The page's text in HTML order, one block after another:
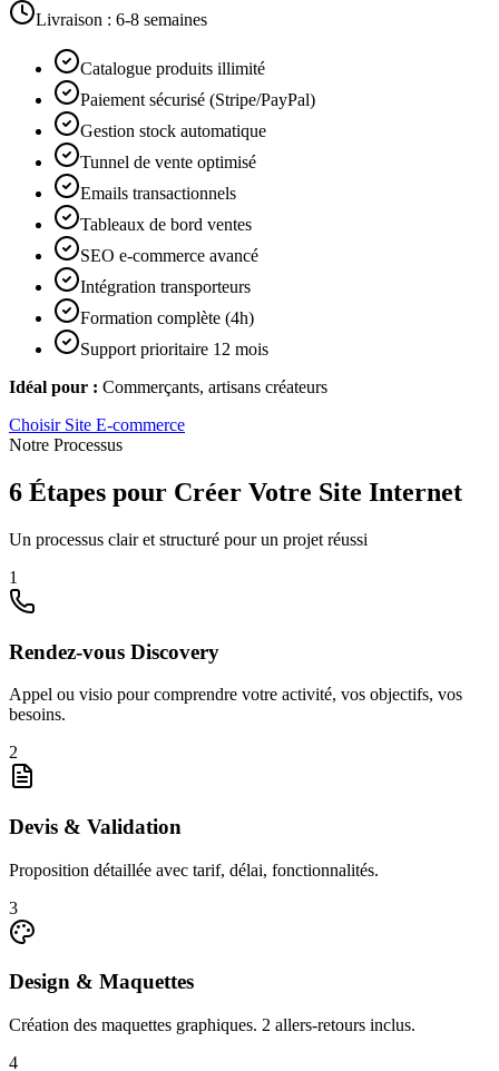
Livraison : 6-8 semaines
Catalogue produits illimité
Paiement sécurisé (Stripe/PayPal)
Gestion stock automatique
Tunnel de vente optimisé
Emails transactionnels
Tableaux de bord ventes
SEO e-commerce avancé
Intégration transporteurs
Formation complète (4h)
Support prioritaire 12 mois
Idéal pour : Commerçants, artisans créateurs
Choisir Site E-commerce
Notre Processus
6 Étapes pour Créer Votre Site Internet
Un processus clair et structuré pour un projet réussi
1
Rendez-vous Discovery
Appel ou visio pour comprendre votre activité, vos objectifs, vos
besoins.
2
Devis & Validation
Proposition détaillée avec tarif, délai, fonctionnalités.
3
Design & Maquettes
Création des maquettes graphiques. 2 allers-retours inclus.
4